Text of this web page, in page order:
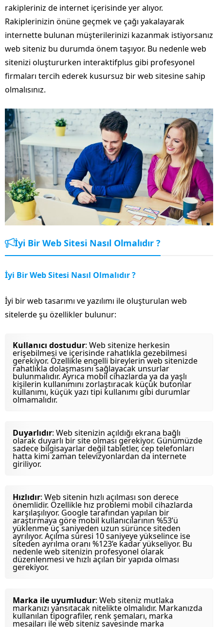
rakipleriniz de internet içerisinde yer alıyor.
Rakiplerinizin önüne geçmek ve çağı yakalayarak
internette bulunan müşterilerinizi kazanmak istiyorsanız
web siteniz bu durumda önem taşıyor. Bu nedenle web
sitenizi oluştururken interaktifplus gibi profesyonel
firmaları tercih ederek kusursuz bir web sitesine sahip
olmalısınız.
İyi Bir Web Sitesi Nasıl Olmalıdır ?
İyi Bir Web Sitesi Nasıl Olmalıdır ?
İyi bir web tasarımı ve yazılımı ile oluşturulan web
sitelerde şu özellikler bulunur:
Kullanıcı dostudur: Web sitenize herkesin
erişebilmesi ve içerisinde rahatlıkla gezebilmesi
gerekiyor. Özellikle engelli bireylerin web sitenizde
rahatlıkla dolaşmasını sağlayacak unsurlar
bulunmalıdır. Ayrıca mobil cihazlarda ya da yaşlı
kişilerin kullanımını zorlaştıracak küçük butonlar
kullanımı, küçük yazı tipi kullanımı gibi durumlar
olmamalıdır.
Duyarlıdır: Web sitenizin açıldığı ekrana bağlı
olarak duyarlı bir site olması gerekiyor. Günümüzde
sadece bilgisayarlar değil tabletler, cep telefonları
hatta kimi zaman televizyonlardan da internete
giriliyor.
Hızlıdır: Web sitenin hızlı açılması son derece
önemlidir. Özellikle hız problemi mobil cihazlarda
karşılaşılıyor. Google tarafından yapılan bir
araştırmaya göre mobil kullanıcılarının %53’ü
yüklenme üç saniyeden uzun sürünce siteden
ayrılıyor. Açılma süresi 10 saniyeye yükselince ise
siteden ayrılma oranı %123’e kadar yükseliyor. Bu
nedenle web sitenizin profesyonel olarak
düzenlenmesi ve hızlı açılan bir yapıda olması
gerekiyor.
Marka ile uyumludur: Web siteniz mutlaka
markanızı yansıtacak nitelikte olmalıdır. Markanızda
kullanılan tipografiler, renk şemaları, marka
mesajları ile web siteniz sayesinde marka